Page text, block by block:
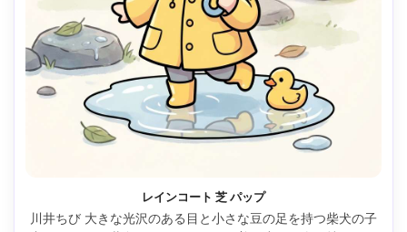
レインコート 芝 パップ
川井ちび 大きな光沢のある目と小さな豆の足を持つ柴犬の子